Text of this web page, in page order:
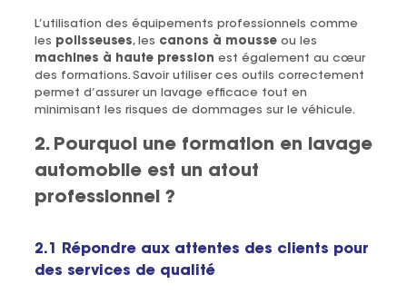
L’utilisation des équipements professionnels comme
les polisseuses, les canons à mousseou les
machines à haute pression est également au cœur
des formations. Savoir utiliser ces outils correctement
permet d’assurer un lavage efficace tout en
minimisant les risques de dommages sur le véhicule.
2. Pourquoi une formation en lavage
automobile est un atout
professionnel ?
2.1 Répondre aux attentes des clients pour
des services de qualité